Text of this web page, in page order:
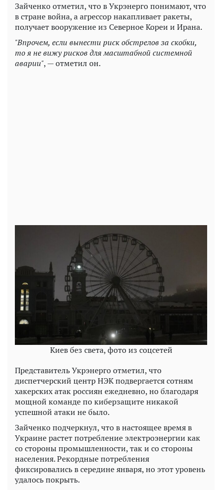
Зайченко отметил, что в Укрэнерго понимают, что
в стране война, а агрессор накапливает ракеты,
получает вооружение из Северное Кореи и Ирана.
"Впрочем, если вынести риск обстрелов за скобки,
то я не вижу рисков для масштабной системной
аварии", — отметил он.
Киев без света, фото из соцсетей
Представитель Укрэнерго отметил, что
диспетчерский центр НЭК подвергается сотням
хакерских атак россиян ежедневно, но благодаря
мощной команде по киберзащите никакой
успешной атаки не было.
Зайченко подчеркнул, что в настоящее время в
Украине растет потребление электроэнергии как
со стороны промышленности, так и со стороны
населения. Рекордные потребления
фиксировались в середине января, но этот уровень
удалось покрыть.